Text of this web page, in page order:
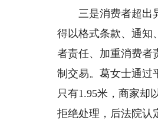
三是消费者超出异
得以格式条款、通知
者责任、加重消费者
制交易。葛女士通过
只有1.95米，商家却
拒绝处理，后法院认